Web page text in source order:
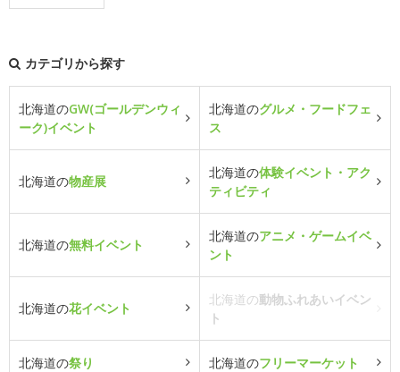
カテゴリから探す
北海道のGW(ゴールデンウィ
ーク)イベント
北海道のグルメ・フードフェ
ス
北海道の物産展
北海道の体験イベント・アク
ティビティ
北海道の無料イベント
北海道のアニメ・ゲームイベ
ント
北海道の花イベント
北海道の動物ふれあいイベン
ト
北海道の祭り 北海道のフリーマーケット